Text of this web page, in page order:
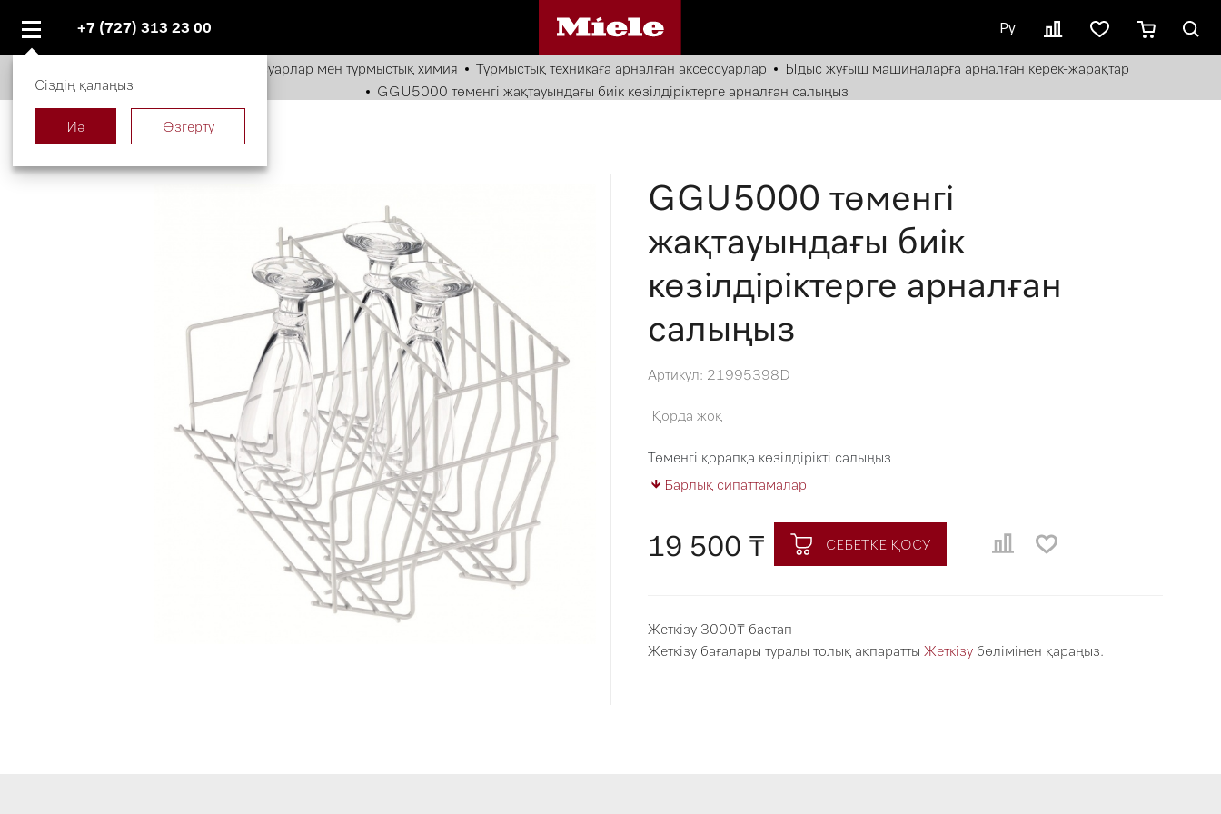
+7 (727) 313 23 00 Ру
Аксессуарлар мен тұрмыстық химия Тұрмыстық техникаға арналған аксессуарлар
Ыдыс жуғыш машиналарға арналған керек-жарақтар
GGU5000 төменгі жақтауындағы биік көзілдіріктерге арналған салыңыз
GGU5000 төменгі
жақтауындағы биік
көзілдіріктерге арналған
салыңыз
Артикул: 21995398D
Қорда жоқ
Төменгі қорапқа көзілдірікті салыңыз
Барлық сипаттамалар
19 500 ₸ СЕБЕТКЕ ҚОСУ
Жеткізу 3000₸ бастап
Жеткізу бағалары туралы толық ақпаратты Жеткізубөлімінен қараңыз.
Сіздің қалаңыз
Иә Өзгерту